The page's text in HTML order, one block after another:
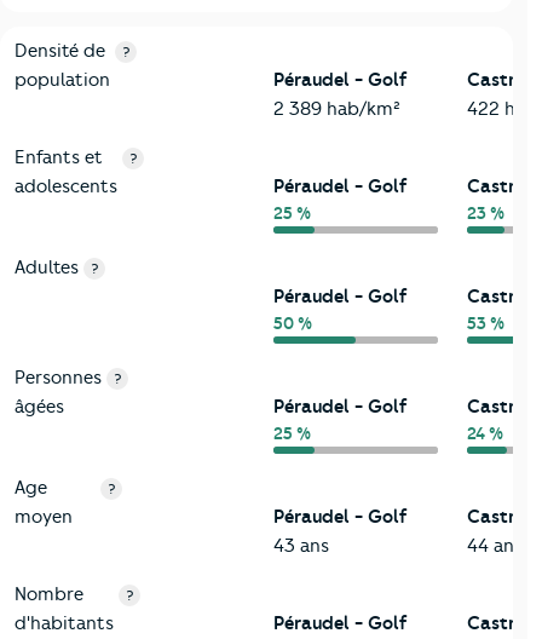
2-Habitants
Critères Péraudel - Golf
Densité de
population
?
Péraudel - Golf
2 389 hab/km²
Castres
422
Enfants et
adolescents
?
Péraudel - Golf
25 %
Castres
23 %
Adultes ?
Péraudel - Golf
50 %
Castres
53 %
Personnes
âgées
?
Péraudel - Golf
25 %
Castres
24 %
Age
moyen
?
Péraudel - Golf
43 ans
Castres
44 ans
Nombre
d'habitants
?
Péraudel - Golf
Castres